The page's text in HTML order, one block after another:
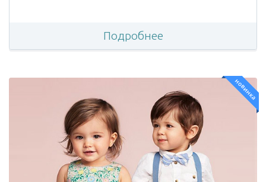
Подробнее
новинка